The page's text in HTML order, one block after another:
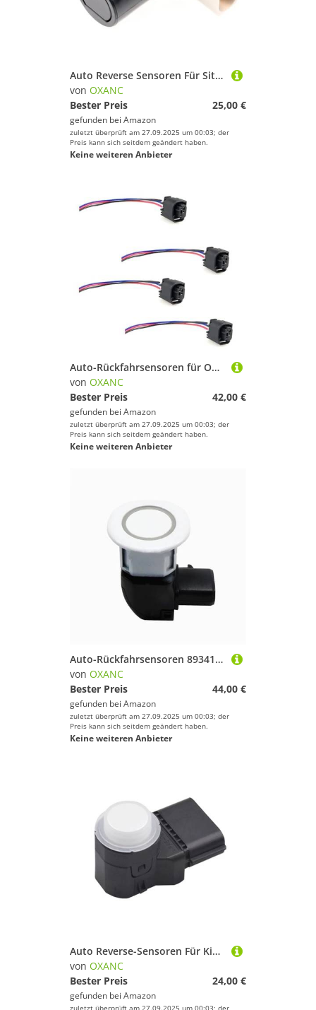
Auto Reverse Sensoren Für Sitz für Alhambra 1996-2010 PDC Parkplatz Sensor Auto Zubehör 7M3919275A 4B0919275A
von OXANC
Bester Preis
25,00 €
gefunden bei Amazon
zuletzt überprüft am 27.09.2025 um 00:03; der
Preis kann sich seitdem geändert haben.
Keine weiteren Anbieter
Auto-Rückfahrsensoren für Opel für Vectra C für Zafira AB 968402-1 1J0972483A 1-967642-1 1627680280 PDC-Parksensor-Anschluss 3603110AKZ36A (2-teiliger Anschluss)
von OXANC
Bester Preis
42,00 €
gefunden bei Amazon
zuletzt überprüft am 27.09.2025 um 00:03; der
Preis kann sich seitdem geändert haben.
Keine weiteren Anbieter
Auto-Rückfahrsensoren 89341-44130 Für Toyota Für Hiace 2004-2010 Für Caldina Für Ipsum 8934144130 Ultraschall-PDC-Einparkhilfesensor (Schwarz)
von OXANC
Bester Preis
44,00 €
gefunden bei Amazon
zuletzt überprüft am 27.09.2025 um 00:03; der
Preis kann sich seitdem geändert haben.
Keine weiteren Anbieter
Auto Reverse-Sensoren Für Kia Für Sorento 2009 2010 2011 2012 2013 2014 2015 2016 95720-3Z000 4MT006HCD 4MT006KCB 4MT064KDM Parkplatz Sensor PDC
von OXANC
Bester Preis
24,00 €
gefunden bei Amazon
zuletzt überprüft am 27.09.2025 um 00:03; der